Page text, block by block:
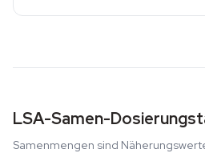
LSA-Samen-
Samenmengen sind